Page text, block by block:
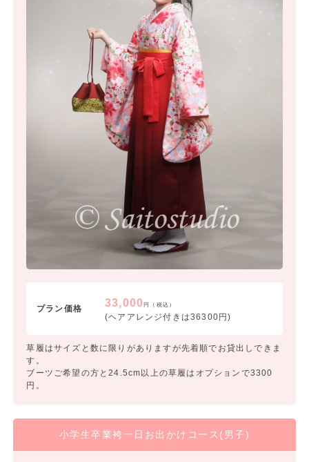
プラン価格 33,000円（税込）
(ヘアアレンジ付きは36300円)
草履はサイズと数に限りがありますが先着順でお貸出しできま
す。
ブーツご希望の方と24.5cm以上の草履はオプションで3300
円。
小学生卒業袴一日お出かけコース(男子)